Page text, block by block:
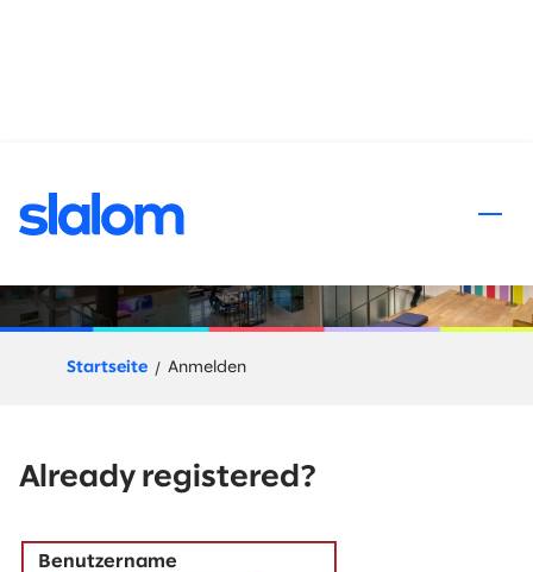
Bewerbungsprozess
Startseite Anmelden
Already registered?
Benutzername